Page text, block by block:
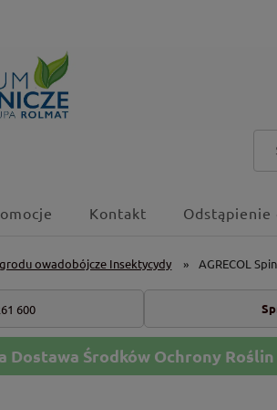
Kontakt
owadobójcze Insektycydy » AGRECOL
600
Dostawa Środków Ochrony Roślin